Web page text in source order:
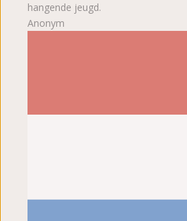
hangende jeugd.
Anonym